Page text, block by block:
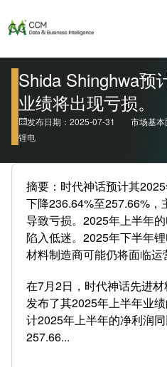
Shida Shinghwa预
业绩将出现亏损。
发布日期：2025-07-31
市场基本
锂电
摘要：时代神话预计其
下降236.64%至257.66%，
导致亏损。2025年上半年
陷入低迷。2025年下半年
材料制造商可能仍将面临运
在7月2日，时代神话先进材
发布了其2025年上半年业
计2025年上半年的净利润
257.66...